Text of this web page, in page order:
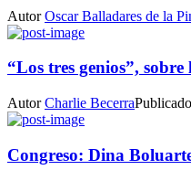
AutorOscar Balladares de la
“Los tres genios”,
AutorCharlie Becerra
Congreso: Dina